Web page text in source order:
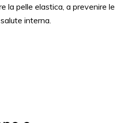
la pelle elastica, a prevenire le
interna.